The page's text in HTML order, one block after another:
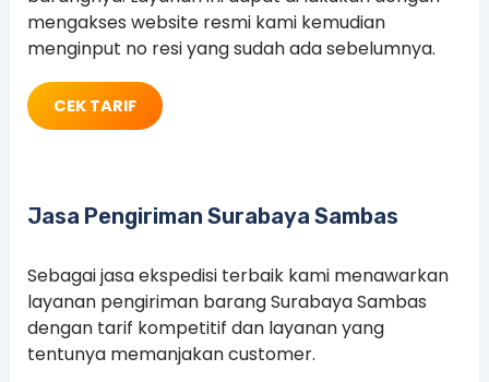
mengakses website resmi kami kemudian
menginput no resi yang sudah ada sebelumnya.
CEK TARIF
Jasa Pengiriman Surabaya Sambas
Sebagai jasa ekspedisi terbaik kami menawarkan
layanan pengiriman barang Surabaya Sambas
dengan tarif kompetitif dan layanan yang
tentunya memanjakan customer.